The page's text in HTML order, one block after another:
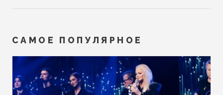
САМОЕ ПОПУЛЯРНОЕ